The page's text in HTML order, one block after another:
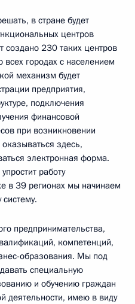
в стране будет
центров
создано 230 таких центров
городах с населением
механизм будет
предприятия,
подключения
финансовой
при возникновении
здесь,
электронная форма.
работу
в 39 регионах мы начинаем
предпринимательства,
компетенций,
образования. Мы под
специальную
и обучению граждан
деятельности, имею в виду